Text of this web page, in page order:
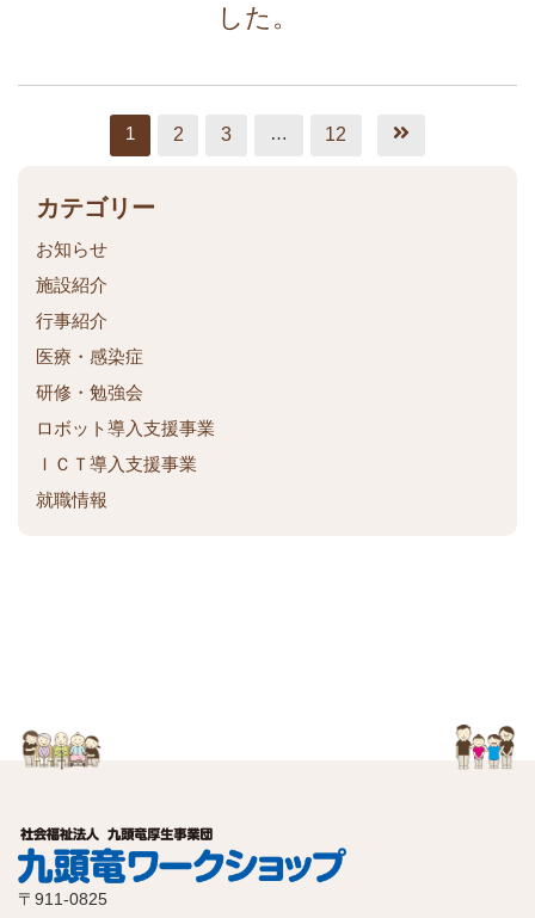
した。
1 2 3 … 12
カテゴリー
お知らせ
施設紹介
行事紹介
医療・感染症
研修・勉強会
ロボット導入支援事業
ＩＣＴ導入支援事業
就職情報
〒911-0825